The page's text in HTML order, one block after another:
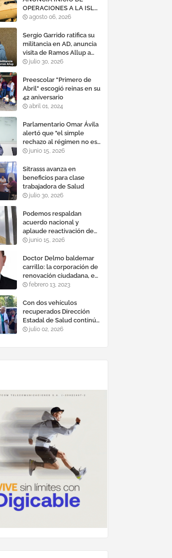
OPERACIONES A LA ISLA
DE MARGARITA,
agosto 06, 2026
Sergio Garrido ratifica su
militancia en AD, anuncia
visita de Ramos Allup a
Barinas y llama a
cauteloso»
julio 30, 2026
Preescolar "Primero de
Abril" escogió reinas en su
42 aniversario
abril 01, 2024
Parlamentario Omar Ávila
alertó que "el simple
rechazo al régimen no es
suficiente para lograr un
efectivo"
junio 15, 2026
Sitrasss avanza en
beneficios para clase
trabajadora de Salud
julio 30, 2026
Podemos respaldan
acuerdo nacional y
aplaude reactivación de
Tocoma con la
megavatios al sistema
eléctrico nacional
junio 15, 2026
Doctor Delmo baldemar
carrillo: la corporación de
renovación ciudadana, es
un banco mundial de
febrero 13, 2023
Con dos vehículos
recuperados Dirección
Estadal de Salud continúa
plan de refacción de su
julio 02, 2026